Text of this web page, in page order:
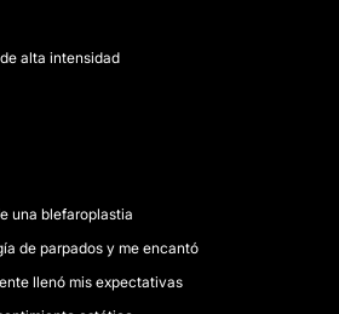
alta intensidad
una blefaroplastia
de parpados y me encantó
llenó mis expectativas